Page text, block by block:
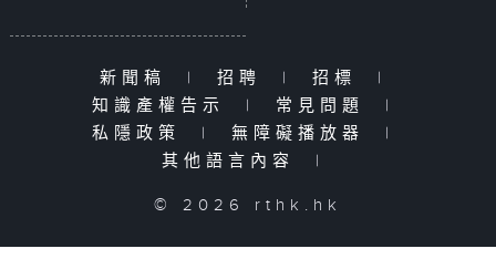
新聞稿 | 招聘 | 招標
|
知識產權告示
| 常見問題
|
私隱政策
| 無障礙播放器
|
其他語言內容
|
© 2026 rthk.hk